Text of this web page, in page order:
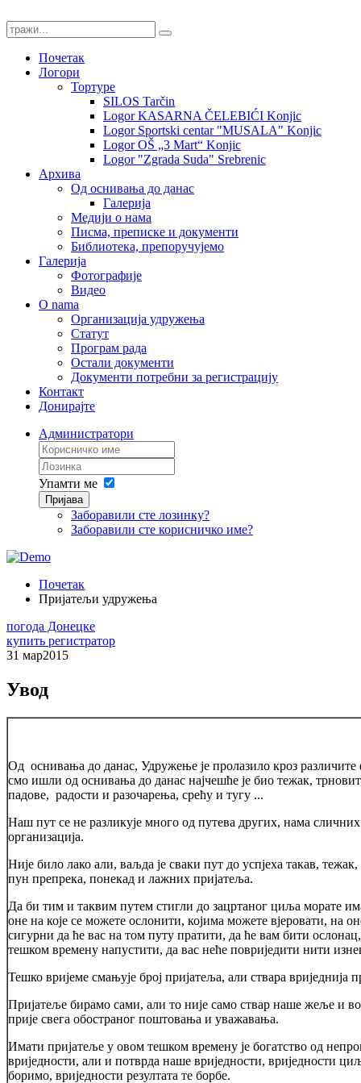
Почетак
Логори
Тортуре
SILOS Tarčin
Logor KASARNA ČELEBIĆI Konjic
Logor Sportski centar "MUSALA" Konjic
Logor OŠ „3 Mart“ Konjic
Logor "Zgrada Suda" Srebrenic
Архива
Од оснивања до данас
Галерија
Медији о нама
Писма, преписке и документи
Библиотека, препоручујемо
Галерија
Фотографије
Видео
O nama
Организација удружења
Статут
Програм рада
Остали документи
Документи потребни за регистрацију
Контакт
Донирајте
Администратори
Упамти ме
Пријава
Заборавили сте лозинку?
Заборавили сте корисничко име?
Почетак
Пријатељи удружења
погода Донецке
купить регистратор
31 мар2015
Увод
Од оснивања до данас, Удружење је пролазило кроз различите
смо ишли од оснивања до данас најчешће је био тежак,
падове, радости и разочарења, срећу и тугу ...
Наш пут се не разликује много од путева других, нама
организација.
Није било лако али, ваљда је сваки пут до успјеха такав, тежак,
пун препрека, понекад и лажних пријатеља.
Да би тим и таквим путем стигли до зацртаног циља морате
оне на које се можете ослонити, којима можете вјеровати, на
сигурни да ће вас на том путу пратити, да ће вам бити
тешком времену напустити, да вас неће повриједити нити
Тешко вријеме смањује број пријатеља, али ствара вриједнија
Пријатеље бирамо сами, али то није само ствар наше жеље и
прије свега обостраног поштовања и уважавања.
Имати пријатеље у овом тешком времену је богатство од
вриједности, али и потврда наше вриједности, вриједности
боримо, вриједности резултата те борбе.